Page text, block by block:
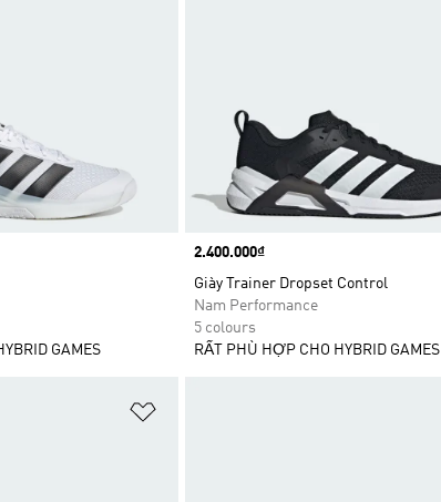
GAMES
Price
2.400.000₫
Giày Trainer Dropset Control
Nam Performance
5 colours
RẤT PHÙ HỢP CHO HYBRID GAMES